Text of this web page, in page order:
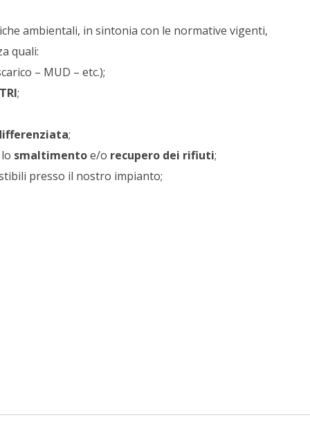
ambientali, in sintonia con le normative vigenti,
quali:
– MUD – etc.);
;
;
smaltimentoe/o recupero dei rifiuti;
presso il nostro impianto;